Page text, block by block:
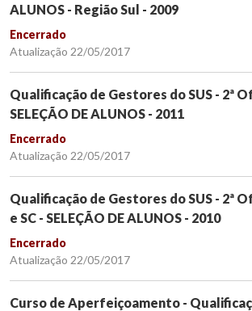
ALUNOS - Região Sul - 2009
Encerrado
Atualização 22/05/2017
Qualificação de Gestores do SUS - 2ª
SELEÇÃO DE ALUNOS - 2011
Encerrado
Atualização 22/05/2017
Qualificação de Gestores do SUS - 2ª
e SC - SELEÇÃO DE ALUNOS - 2010
Encerrado
Atualização 22/05/2017
Curso de Aperfeiçoamento -